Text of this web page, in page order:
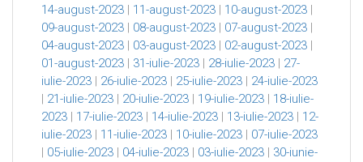
14-august-2023 | 11-august-2023 | 10-august-2023 |
09-august-2023 | 08-august-2023 | 07-august-2023 |
04-august-2023 | 03-august-2023 | 02-august-2023 |
01-august-2023 | 31-iulie-2023 | 28-iulie-2023 | 27-
iulie-2023 | 26-iulie-2023 | 25-iulie-2023 | 24-iulie-2023
| 21-iulie-2023 | 20-iulie-2023 | 19-iulie-2023 | 18-iulie-
2023 | 17-iulie-2023 | 14-iulie-2023 | 13-iulie-2023 | 12-
iulie-2023 | 11-iulie-2023 | 10-iulie-2023 | 07-iulie-2023
| 05-iulie-2023 | 04-iulie-2023 | 03-iulie-2023 | 30-iunie-